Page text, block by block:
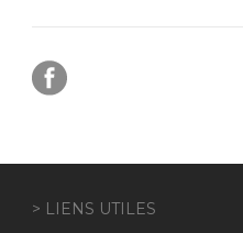
> LIENS UTILES